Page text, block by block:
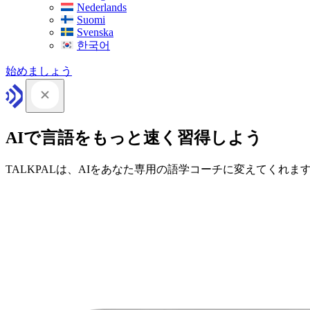
Nederlands
Suomi
Svenska
한국어
始めましょう
AIで言語をもっと速く習得しよう
TALKPALは、AIをあなた専用の語学コーチに変えてくれま